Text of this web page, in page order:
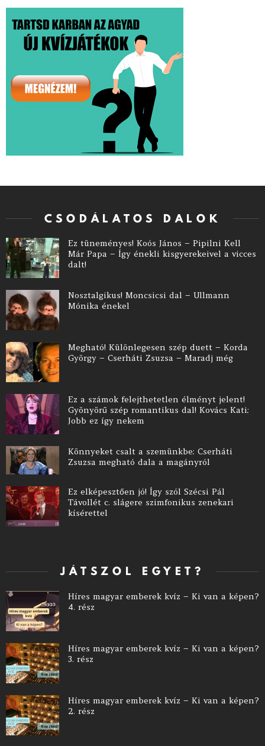
CSODÁLATOS DALOK
Ez tüneményes! Koós János – Pipilni Kell
Már Papa – Így énekli kisgyerekeivel a vicces
dalt!
Nosztalgikus! Moncsicsi dal – Ullmann
Mónika énekel
Megható! Különlegesen szép duett – Korda
György – Cserháti Zsuzsa – Maradj még
Ez a számok felejthetetlen élményt jelent!
Gyönyörű szép romantikus dal! Kovács Kati:
Jobb ez így nekem
Könnyeket csalt a szemünkbe: Cserháti
Zsuzsa megható dala a magányról
Ez elképesztően jó! Így szól Szécsi Pál
Távollét c. slágere szimfonikus zenekari
kísérettel
JÁTSZOL EGYET?
Híres magyar emberek kvíz – Ki van a képen?
4. rész
Híres magyar emberek kvíz – Ki van a képen?
3. rész
Híres magyar emberek kvíz – Ki van a képen?
2. rész